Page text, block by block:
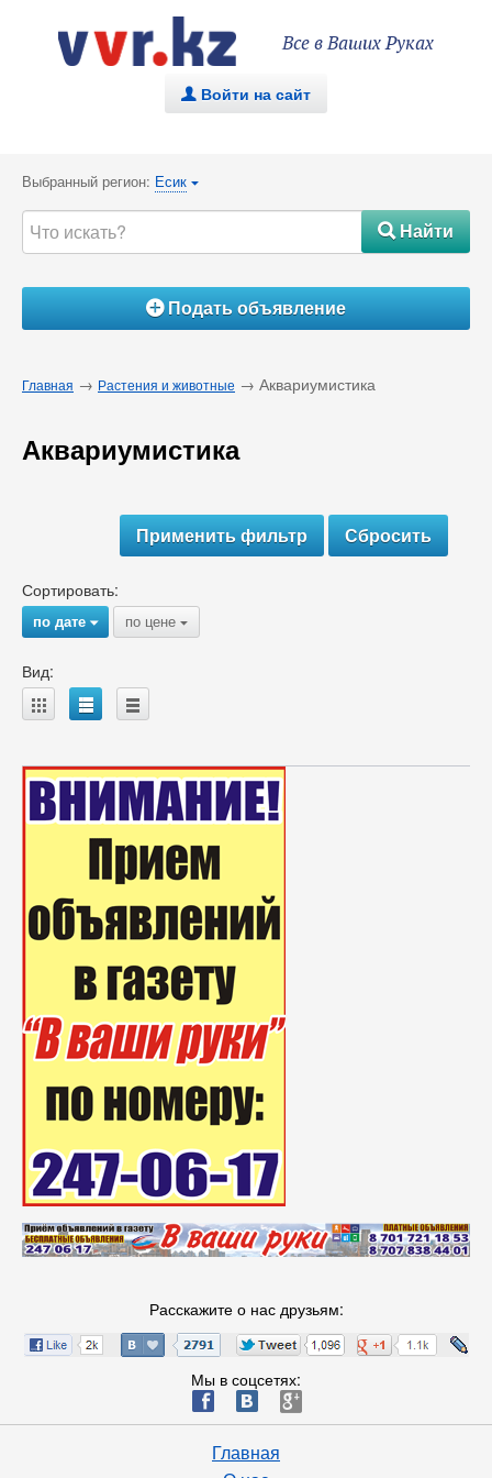
Все в Ваших Руках
. Войти на сайт
Выбранный регион: Есик {
#Найти
ÁПодать объявление
Главная → Растения и животные → Аквариумистика
Аквариумистика
Сортировать:
по дате{ по цене {
Вид:
A B C
Расскажите о нас друзьям:
Мы в соцсетях:
ä æ è
Главная